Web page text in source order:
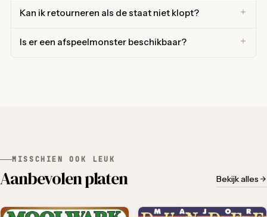
Kan ik retourneren als de staat niet klopt?
Is er een afspeelmonster beschikbaar?
MISSCHIEN OOK LEUK
Aanbevolen platen Bekijk alles